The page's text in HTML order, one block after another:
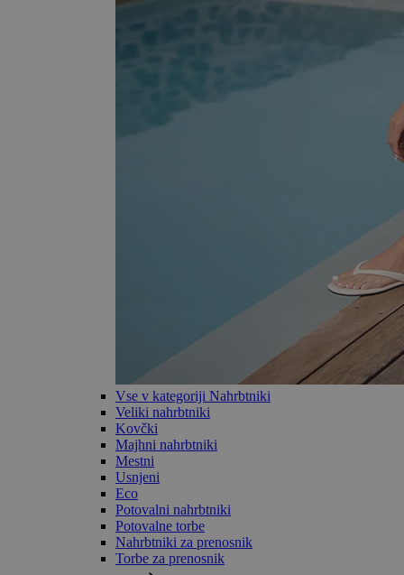
Vse v kategoriji Nahrbtniki
Veliki nahrbtniki
Kovčki
Majhni nahrbtniki
Mestni
Usnjeni
Eco
Potovalni nahrbtniki
Potovalne torbe
Nahrbtniki za prenosnik
Torbe za prenosnik